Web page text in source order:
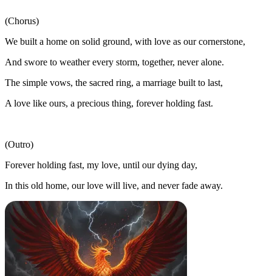
(Chorus)
We built a home on solid ground, with love as our cornerstone,
And swore to weather every storm, together, never alone.
The simple vows, the sacred ring, a marriage built to last,
A love like ours, a precious thing, forever holding fast.
(Outro)
Forever holding fast, my love, until our dying day,
In this old home, our love will live, and never fade away.